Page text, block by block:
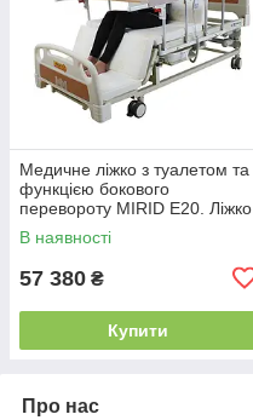
Медичне ліжко з туалетом та
функцією бокового
перевороту MIRID E20. Ліжко
для реабілітації інваліда.
В наявності
57 380 ₴
Купити
Про нас